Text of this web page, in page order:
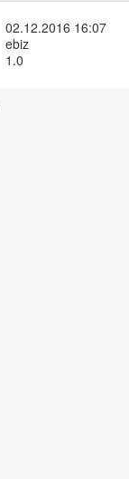
02.12.2016 16:07
ebiz
1.0